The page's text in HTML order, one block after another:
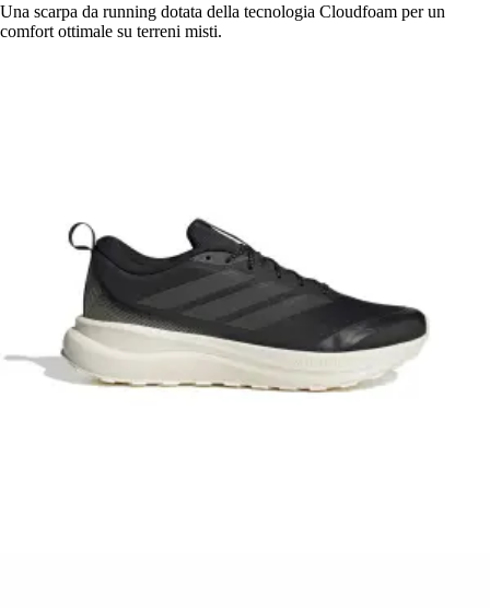
Una scarpa da running dotata della tecnologia Cloudfoam per un
comfort ottimale su terreni misti.